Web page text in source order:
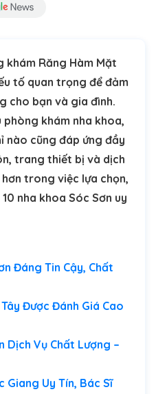
khám Răng Hàm Mặt
tố quan trọng để đảm
cho bạn và gia đình.
khám nha khoa,
nào cũng đáp ứng đầy
trang thiết bị và dịch
trong việc lựa chọn,
nha khoa Sóc Sơn uy
Đáng Tin Cậy, Chất
Được Đánh Giá Cao
Dịch Vụ Chất Lượng –
Giang Uy Tín, Bác Sĩ